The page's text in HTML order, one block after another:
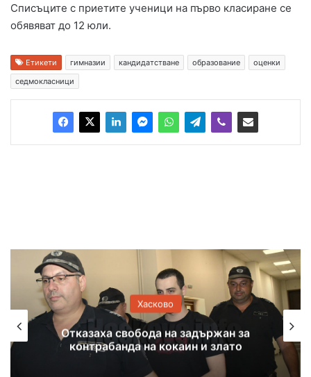
Списъците с приетите ученици на първо класиране се
обявяват до 12 юли.
Етикети гимназии кандидатстване образование
оценки
седмокласници
Хасково
Оранжев код за жеги и екстремен
риск от пожари в Хасковска област